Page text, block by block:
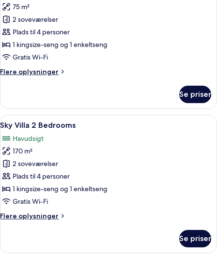
af
Lifestyle
Suite
2
Bedrooms
75 m²
2 soveværelser
Plads til 4 personer
1 kingsize-seng og 1 enkeltseng
Gratis Wi-Fi
Flere oplysninger
Flere
Suite
Bedrooms
Se priser
Indlæs
alle
billeder
af
Sky
Villa
2
Bedrooms
Et moderne hus med en glasklædt
19
Sky Villa 2 Bedrooms
Havudsigt
170 m²
2 soveværelser
Plads til 4 personer
1 kingsize-seng og 1 enkeltseng
Gratis Wi-Fi
Flere oplysninger
Flere
Villa
Se priser